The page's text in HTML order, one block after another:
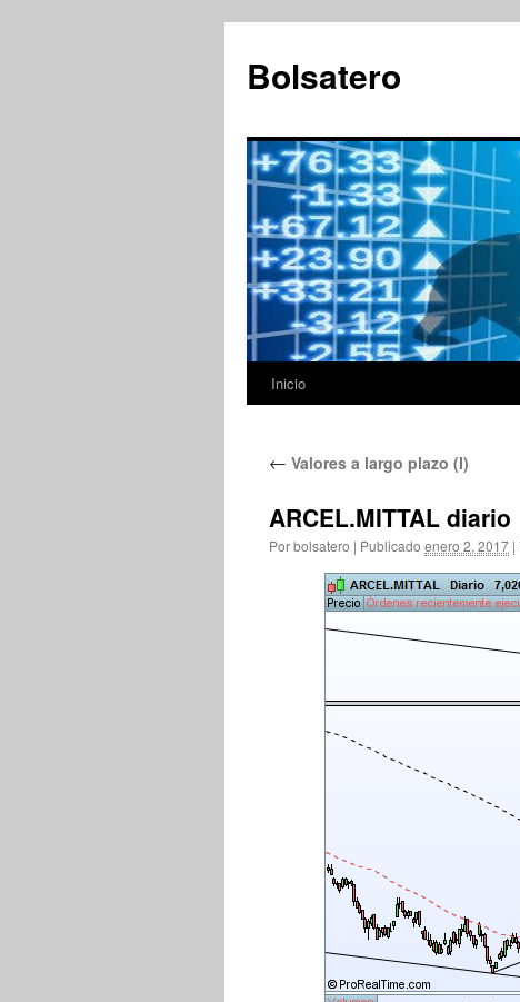
contenido
Bolsatero
Inicio
← Valores a largo plazo (I)
ARCEL.MITTAL diario
Porbolsatero | Publicado enero 2, 2017 |